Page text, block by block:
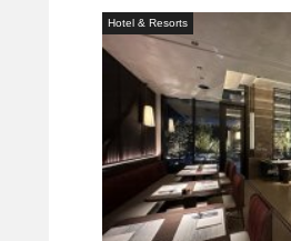
Hotel & Resorts